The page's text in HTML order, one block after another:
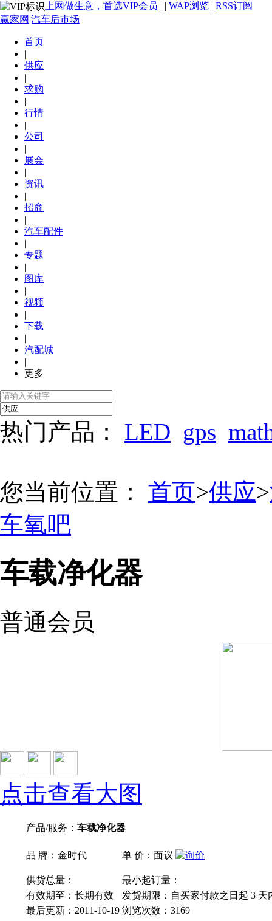
上网做生意，首选VIP会员 | | WAP浏览 | RSS订阅
赢家网|汽车后市场
首页
|
供应
|
求购
|
行情
|
公司
|
展会
|
资讯
|
招商
|
汽车配件
|
专题
|
图库
|
视频
|
下载
|
汽配城
|
更多
热门产品： LED gps
您当前位置： 首页>供应>
车氧吧
车载净化器
普通会员
点击查看大图
产品/服务： 车载净化器
品 牌：金时代 单 价：面议
供货总量：
最小起订量：
有效期至：长期有效
发货期限：自买家付款之日起 3 天
最后更新：2011-10-19 浏览次数： 3169